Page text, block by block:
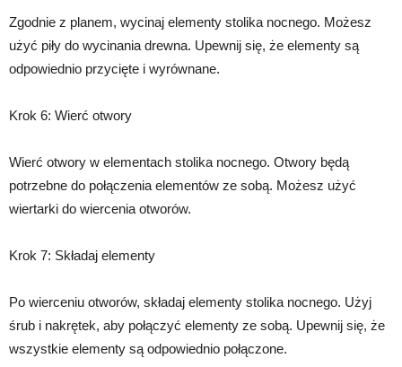
Zgodnie z planem, wycinaj elementy stolika nocnego. Możesz
użyć piły do wycinania drewna. Upewnij się, że elementy są
odpowiednio przycięte i wyrównane.
Krok 6: Wierć otwory
Wierć otwory w elementach stolika nocnego. Otwory będą
potrzebne do połączenia elementów ze sobą. Możesz użyć
wiertarki do wiercenia otworów.
Krok 7: Składaj elementy
Po wierceniu otworów, składaj elementy stolika nocnego. Użyj
śrub i nakrętek, aby połączyć elementy ze sobą. Upewnij się, że
wszystkie elementy są odpowiednio połączone.